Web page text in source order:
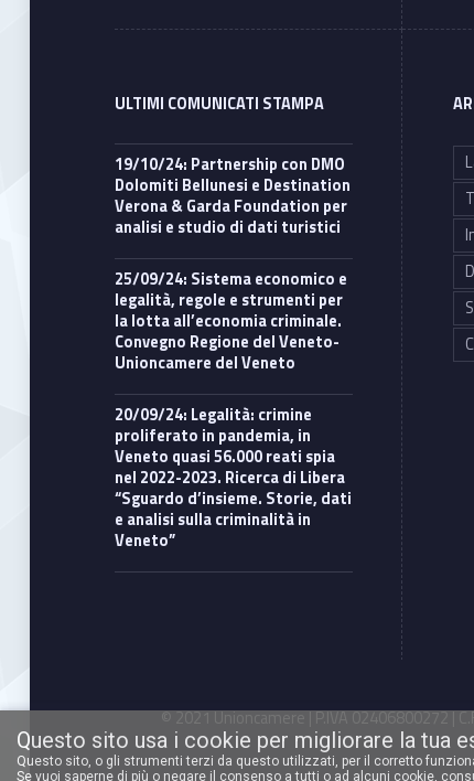
ULTIMI COMUNICATI STAMPA
19/10/24: Partnership con DMO
Dolomiti Bellunesi e Destination
Verona & Garda Foundation per
analisi e studio di dati turistici
25/09/24: Sistema economico e
legalità, regole e strumenti per
la lotta all’economia criminale.
Convegno Regione del Veneto-
Unioncamere del Veneto
20/09/24: Legalità: crimine
proliferato in pandemia, in
Veneto quasi 56.000 reati spia
nel 2022-2023. Ricerca di Libera
“Sguardo d’insieme. Storie, dati
e analisi sulla criminalità in
Veneto”
© 2021 Unioncamere | P.IVA 02406800272 |
Questo sito usa i cookie per migliorare la tua
Questo sito, o gli strumenti terzi da questo utilizzati, per il corretto
Se vuoi saperne di più o negare il consenso a tutti o ad alcuni cookie,